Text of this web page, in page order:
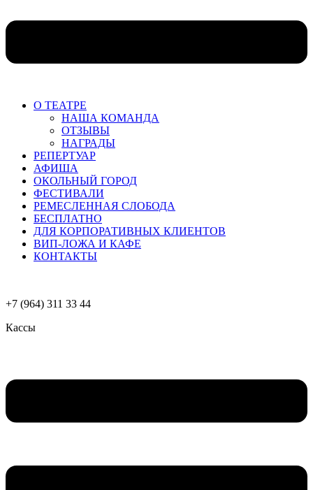
О ТЕАТРЕ
НАША КОМАНДА
ОТЗЫВЫ
НАГРАДЫ
РЕПЕРТУАР
АФИША
ОКОЛЬНЫЙ ГОРОД
ФЕСТИВАЛИ
РЕМЕСЛЕННАЯ СЛОБОДА
БЕСПЛАТНО
ДЛЯ КОРПОРАТИВНЫХ КЛИЕНТОВ
ВИП-ЛОЖА И КАФЕ
КОНТАКТЫ
+7 (964) 311 33 44
Кассы